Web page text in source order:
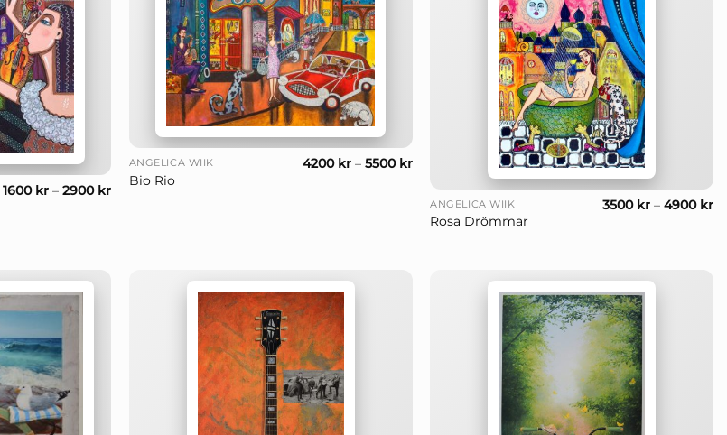
1600 kr –2900 kr
+
ANGELICA WIIK
Bio Rio
4200 kr– 5500 kr
ANGELICA WIIK
Rosa Drömmar
3500 kr –4900 kr